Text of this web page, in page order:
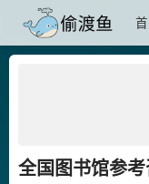
全国图书馆参